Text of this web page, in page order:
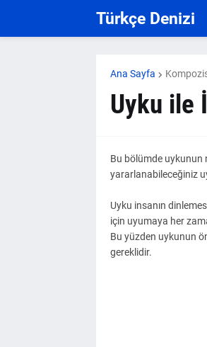
Türkçe Denizi
Ana Sayfa
Uyku ile
Bu bölümde uykunun
yararlanabileceğiniz
Uyku insanın
için uyumaya her
Bu yüzden uykunun
gereklidir.